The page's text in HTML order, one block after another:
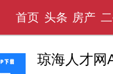
首页 头条 房产
琼海人才网